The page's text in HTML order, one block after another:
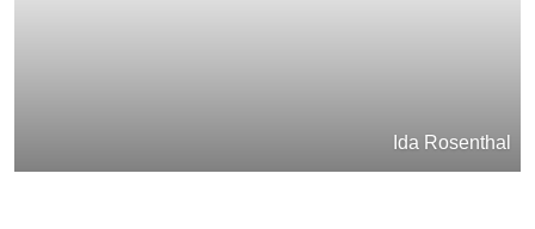
Ida Rosenthal